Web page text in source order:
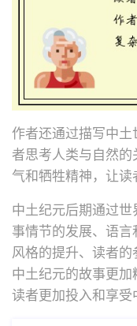
作者还通过描写中
者思考人类与自然
气和牺牲精神，让读
中土纪元后期通过
事情节的发展、语
风格的提升、读者
中土纪元的故事更
读者更加投入和享受